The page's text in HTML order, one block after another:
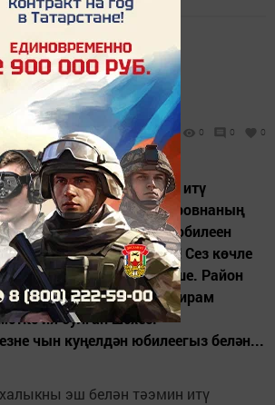
- 10:00 0 0 0
эш белән тәэмин итү
Елена Владимировнаның
Ул узенең 55 яшьлек юбилеен
Елена Владимировна! Сез көчле
юмарт һәм ярдәмчел кеше. Район
арасында ихтирам
ия булган шәхес.
чын куңелдән юбилеегыз белән...
эш белән тәэмин итү